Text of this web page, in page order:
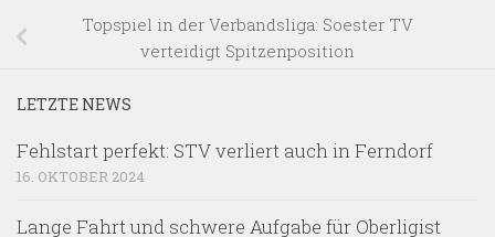
Topspiel in der Verbandsliga: Soester TV
verteidigt Spitzenposition
LETZTE NEWS
Fehlstart perfekt: STV verliert auch in Ferndorf
16. OKTOBER 2024
Lange Fahrt und schwere Aufgabe für Oberligist